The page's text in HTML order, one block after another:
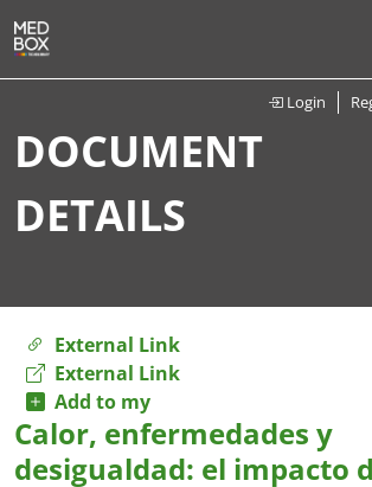
Login
DOCUMENT
DETAILS
External Link
External Link
Add to my
Calor, enfermedades y
desigualdad: el impacto